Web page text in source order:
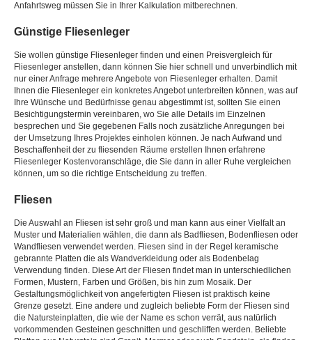
Anfahrtsweg müssen Sie in Ihrer Kalkulation mitberechnen.
Günstige Fliesenleger
Sie wollen günstige Fliesenleger finden und einen Preisvergleich für
Fliesenleger anstellen, dann können Sie hier schnell und unverbindlich mit
nur einer Anfrage mehrere Angebote von Fliesenleger erhalten. Damit
Ihnen die Fliesenleger ein konkretes Angebot unterbreiten können, was auf
Ihre Wünsche und Bedürfnisse genau abgestimmt ist, sollten Sie einen
Besichtigungstermin vereinbaren, wo Sie alle Details im Einzelnen
besprechen und Sie gegebenen Falls noch zusätzliche Anregungen bei
der Umsetzung Ihres Projektes einholen können. Je nach Aufwand und
Beschaffenheit der zu fliesenden Räume erstellen Ihnen erfahrene
Fliesenleger Kostenvoranschläge, die Sie dann in aller Ruhe vergleichen
können, um so die richtige Entscheidung zu treffen.
Fliesen
Die Auswahl an Fliesen ist sehr groß und man kann aus einer Vielfalt an
Muster und Materialien wählen, die dann als Badfliesen, Bodenfliesen oder
Wandfliesen verwendet werden. Fliesen sind in der Regel keramische
gebrannte Platten die als Wandverkleidung oder als Bodenbelag
Verwendung finden. Diese Art der Fliesen findet man in unterschiedlichen
Formen, Mustern, Farben und Größen, bis hin zum Mosaik. Der
Gestaltungsmöglichkeit von angefertigten Fliesen ist praktisch keine
Grenze gesetzt. Eine andere und zugleich beliebte Form der Fliesen sind
die Natursteinplatten, die wie der Name es schon verrät, aus natürlich
vorkommenden Gesteinen geschnitten und geschliffen werden. Beliebte